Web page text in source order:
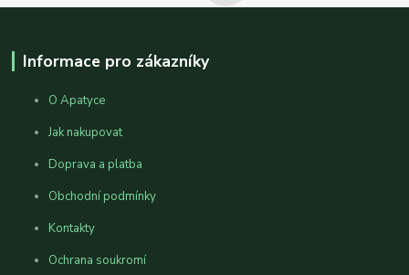
Informace pro zákazníky
O Apatyce
Jak nakupovat
Doprava a platba
Obchodní podmínky
Kontakty
Ochrana soukromí